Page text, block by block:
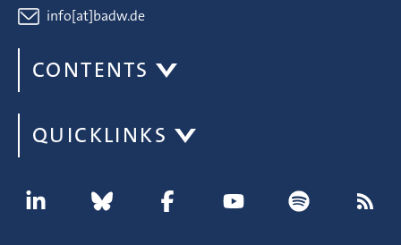
info[at]badw.de
CONTENTS
QUICKLINKS